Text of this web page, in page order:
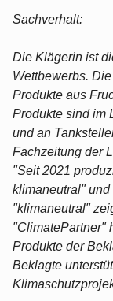
Sachverhalt:
Die Klägerin ist
Wettbewerbs.
Produkte aus
Produkte sind im
und an
Fachzeitung der
"Seit 2021
klimaneutral"
"klimaneutral"
"ClimatePartner"
Produkte der
Beklagte